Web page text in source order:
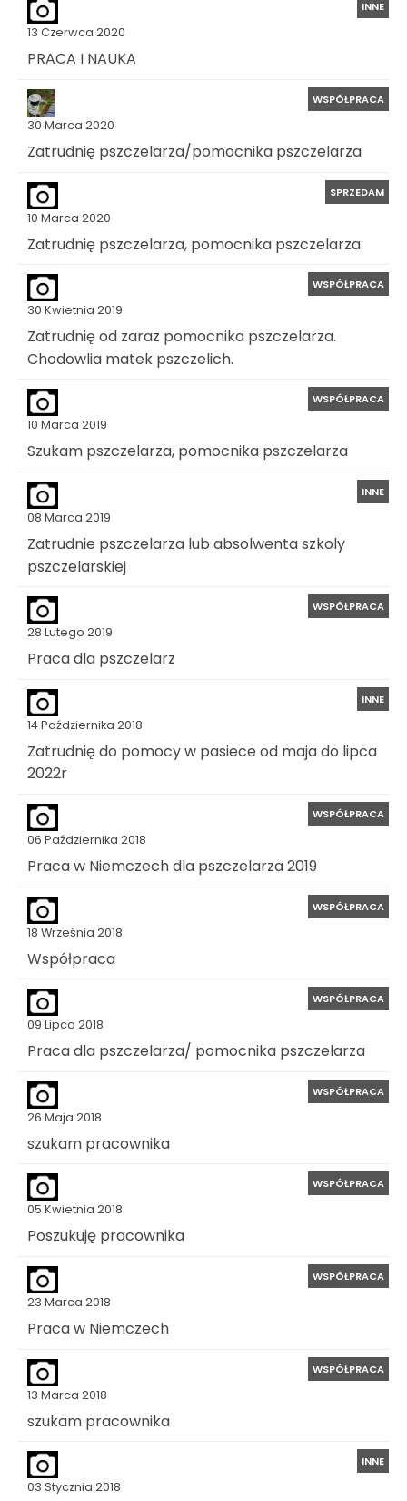
13 Czerwca 2020
INNE
PRACA I NAUKA
30 Marca 2020
WSPÓŁPRACA
Zatrudnię pszczelarza/pomocnika pszczelarza
10 Marca 2020
SPRZEDAM
Zatrudnię pszczelarza, pomocnika pszczelarza
30 Kwietnia 2019
WSPÓŁPRACA
Zatrudnię od zaraz pomocnika pszczelarza.
Chodowlia matek pszczelich.
10 Marca 2019
WSPÓŁPRACA
Szukam pszczelarza, pomocnika pszczelarza
08 Marca 2019
INNE
Zatrudnie pszczelarza lub absolwenta szkoly
pszczelarskiej
28 Lutego 2019
WSPÓŁPRACA
Praca dla pszczelarz
14 Października 2018
INNE
Zatrudnię do pomocy w pasiece od maja do lipca
2022r
06 Października 2018
WSPÓŁPRACA
Praca w Niemczech dla pszczelarza 2019
18 Września 2018
WSPÓŁPRACA
Współpraca
09 Lipca 2018
WSPÓŁPRACA
Praca dla pszczelarza/ pomocnika pszczelarza
26 Maja 2018
WSPÓŁPRACA
szukam pracownika
05 Kwietnia 2018
WSPÓŁPRACA
Poszukuję pracownika
23 Marca 2018
WSPÓŁPRACA
Praca w Niemczech
13 Marca 2018
WSPÓŁPRACA
szukam pracownika
03 Stycznia 2018
INNE